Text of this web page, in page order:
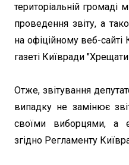
територіальній громаді
проведення звіту, а
на офіційному веб-сайті
газеті Київради
Отже, звітування
випадку не замінює
своїми виборцями, а
згідно Регламенту